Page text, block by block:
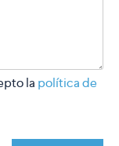
la política de